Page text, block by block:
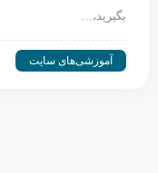
بگیرید،…
آموزشی‌های سایت